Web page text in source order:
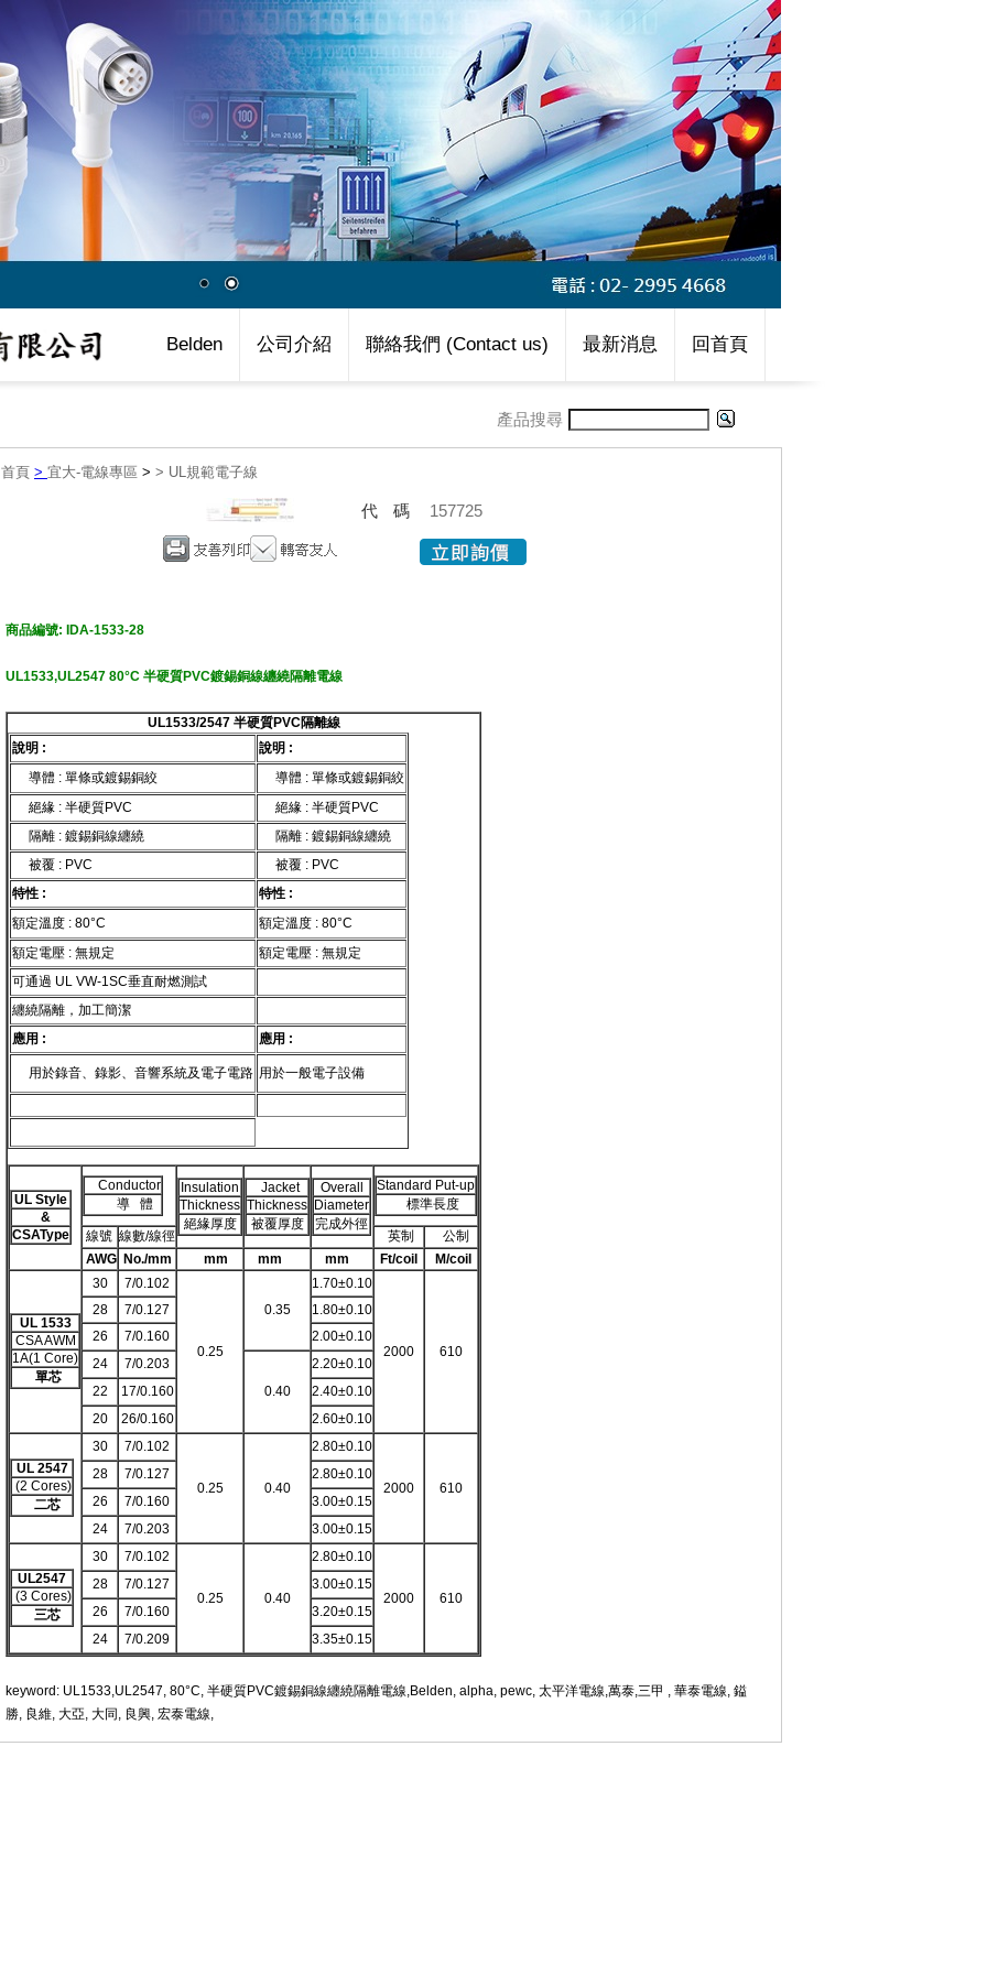
Belden 公司介紹 聯絡我們 (Contact us) 最新消息 回首頁
產品搜尋
首頁 > 宜大-電線專區 > > UL規範電子線
代碼 157725
商品編號: IDA-1533-28
UL1533,UL2547 80°C 半硬質PVC鍍錫銅線纏繞隔離電線
UL1533/2547 半硬質PVC隔離線
說明 :
說明 :
導體 : 單條或鍍錫銅絞
導體 : 單條或鍍錫銅絞
絕緣 : 半硬質PVC
絕緣 : 半硬質PVC
隔離 : 鍍錫銅線纏繞
隔離 : 鍍錫銅線纏繞
被覆 : PVC
被覆 : PVC
特性 :
特性 :
額定溫度 : 80°C
額定溫度 : 80°C
額定電壓 : 無規定
額定電壓 : 無規定
可通過 UL VW-1SC垂直耐燃測試
纏繞隔離，加工簡潔
應用 :
應用 :
用於錄音、錄影、音響系統及電子電路 用於一般電子設備
UL Style
&
CSAType
Conductor
導 體
Insulation
Thickness
絕緣厚度
Jacket
Thickness
被覆厚度
Overall
Diameter
完成外徑
Standard Put-up
標準長度
線號 線數/線徑 英制
公制
AWG No./mm mm mm mm Ft/coil M/coil
UL 1533
CSA AWM
1A(1 Core)
單芯
30 7/0.102
0.25
0.35
1.70±0.10
2000 610
28 7/0.127
1.80±0.10
26
7/0.160
2.00±0.10
24
7/0.203
0.40
2.20±0.10
22
17/0.160
2.40±0.10
20
26/0.160 2.60±0.10
UL 2547
(2 Cores)
二芯
30 7/0.102
0.25 0.40
2.80±0.10
2000 610
28 7/0.127
2.80±0.10
26
7/0.160
3.00±0.15
24
7/0.203 3.00±0.15
UL2547
(3 Cores)
三芯
30 7/0.102
0.25 0.40
2.80±0.10
2000 610
28 7/0.127
3.00±0.15
26
7/0.160
3.20±0.15
24
7/0.209 3.35±0.15
keyword: UL1533,UL2547, 80°C, 半硬質PVC鍍錫銅線纏繞隔離電線,Belden, alpha, pewc, 太平洋電線,萬泰,三甲 , 華泰電線, 鎰
勝, 良維, 大亞, 大同, 良興, 宏泰電線,